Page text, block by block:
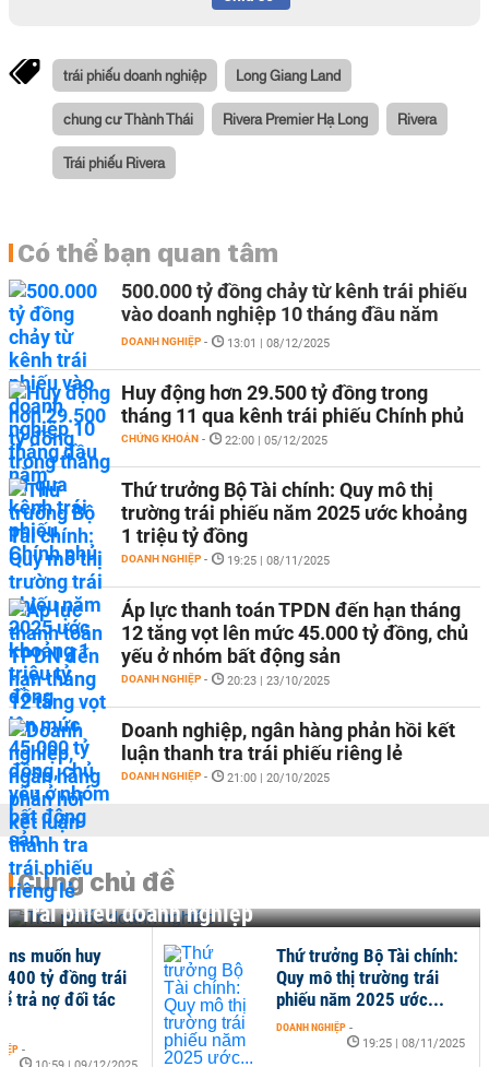
trái phiếu doanh nghiệp Long Giang Land
chung cư Thành Thái Rivera Premier Hạ Long Rivera
Trái phiếu Rivera
Có thể bạn quan tâm
500.000 tỷ đồng chảy từ kênh trái phiếu
vào doanh nghiệp 10 tháng đầu năm
DOANH NGHIỆP - 13:01 | 08/12/2025
Huy động hơn 29.500 tỷ đồng trong
tháng 11 qua kênh trái phiếu Chính phủ
CHỨNG KHOÁN - 22:00 | 05/12/2025
Thứ trưởng Bộ Tài chính: Quy mô thị
trường trái phiếu năm 2025 ước khoảng
1 triệu tỷ đồng
DOANH NGHIỆP - 19:25 | 08/11/2025
Áp lực thanh toán TPDN đến hạn tháng
12 tăng vọt lên mức 45.000 tỷ đồng, chủ
yếu ở nhóm bất động sản
DOANH NGHIỆP - 20:23 | 23/10/2025
Doanh nghiệp, ngân hàng phản hồi kết
luận thanh tra trái phiếu riêng lẻ
DOANH NGHIỆP - 21:00 | 20/10/2025
Cùng chủ đề
Trái phiếu doanh nghiệp
muốn huy
tỷ đồng trái
trả nợ đối tác
-
Thứ trưởng Bộ Tài chính:
Quy mô thị trường trái
phiếu năm 2025 ước...
DOANH NGHIỆP -
19:25 | 08/11/2025